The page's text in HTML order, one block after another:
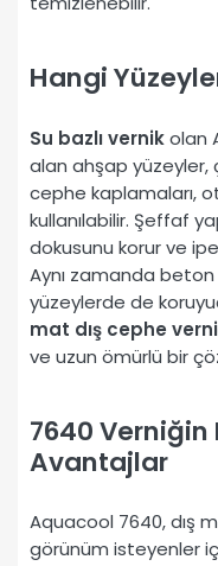
Hangi
Su bazlı vernikolan
alan ahşap yüzeyler,
cephe kaplamaları,
kullanılabilir. Şeffaf
dokusunu korur ve
Aynı zamanda
yüzeylerde de
mat dış cephe
ve uzun ömürlü bir
7640 Verniğin
Avantajlar
Aquacool 7640, dış
görünüm isteyenler